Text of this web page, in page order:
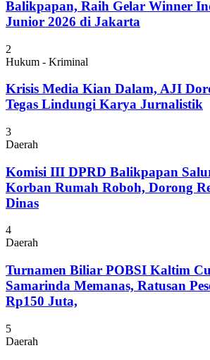
Balikpapan, Raih Gelar Winner
Junior 2026 di Jakarta
2
Hukum - Kriminal
Krisis Media Kian Dalam, AJI
Tegas Lindungi Karya Jurnalistik
3
Daerah
Komisi III DPRD Balikpapan
Korban Rumah Roboh, Dorong
Dinas
4
Daerah
Turnamen Biliar POBSI Kaltim
Samarinda Memanas, Ratusan
Rp150 Juta,
5
Daerah